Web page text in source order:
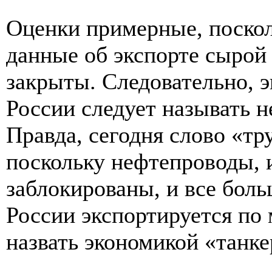
Оценки примерные,
данные об экспорте
закрыты. Следовательно,
России следует называть
Правда, сегодня слово
поскольку
заблокированы, и все
России экспортируется
назвать экономикой